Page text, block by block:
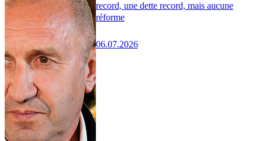
record, une dette record, mais aucune
réforme
06.07.2026